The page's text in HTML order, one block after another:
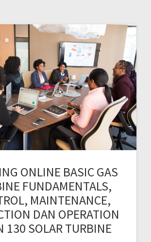
ONLINE BASIC GAS
FUNDAMENTALS,
MAINTENANCE,
DAN OPERATION
130 SOLAR TURBINE